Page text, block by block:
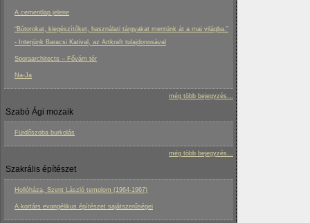
A cementlap jelene
“Bútorokat, kiegészítőket, használati tárgyakat mentünk át a mai világba.”
- Interjúnk Baracsi Katival, az Artkraft tulajdonosával
Sporaarchitects – Fővám tér
Na-Ja
még több bejegyzés...
Szabó Ági mozaik
Fürdőszoba burkolás
még több bejegyzés...
Szakrális építészet
Hollóháza, Szent László templom (1964-1967)
A kortárs evangélikus építészet sajátszerűségei